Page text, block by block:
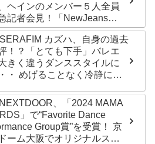
ヘインのメンバー５人全員
記者会見！「NewJeans
dies!」と微笑みの宣言！
側、2029年まで契約有効と
カズハ、自身の過去
！？「とても下手」バレエ
きく違うダンススタイルに
・ めげることなく冷静に努
、「2024 MAMA
」で“Favorite Dance
Group賞”を受賞！ 京
ーム大阪でオリジナルステ